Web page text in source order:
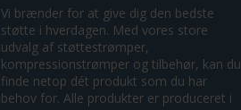
Vi brænder for at give dig den bedste
støtte i hverdagen. Med vores store
udvalg af støttestrømper,
kompressionstrømper og tilbehør, kan du
finde netop dét produkt som du har
behov for. Alle produkter er produceret i